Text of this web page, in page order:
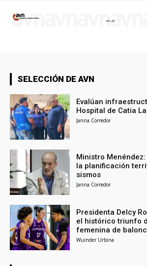
SELECCIÓN DE AVN
Evalúan
Hospital de Catia
Janna Corredor
Ministro
la planificación
sismos
Janna Corredor
Presidenta Delcy
el histórico triunfo
femenina de
Wuinder Urbina